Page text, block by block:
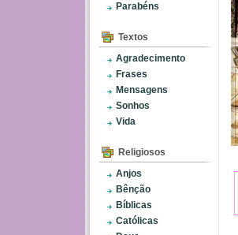
Parabéns
Textos
Agradecimento
Frases
Mensagens
Sonhos
Vida
Religiosos
Anjos
Bênção
Bíblicas
Católicas